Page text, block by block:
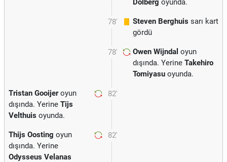
Dolberg oyunda.
78' Steven Berghuis sarı kart
gördü
78' Owen Wijndal oyun
dışında. Yerine Takehiro
Tomiyasu oyunda.
82'
Tristan Gooijeroyun
dışında. Yerine Tijs
Velthuis oyunda.
82'
Thijs Oosting oyun
dışında. Yerine
Odysseus Velanas